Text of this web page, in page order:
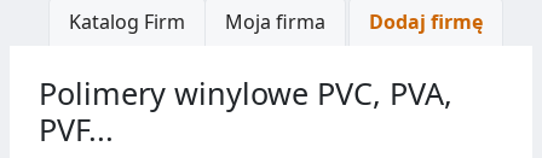
Katalog Firm Moja firma Dodaj firmę
Polimery winylowe PVC, PVA,
PVF...